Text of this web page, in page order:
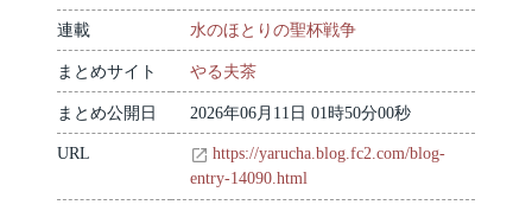
連載 水のほとりの聖杯戦争
まとめサイト やる夫茶
まとめ公開日 2026年06月11日 01時50分00秒
URL
https://yarucha.blog.fc2.com/blog-
entry-14090.html